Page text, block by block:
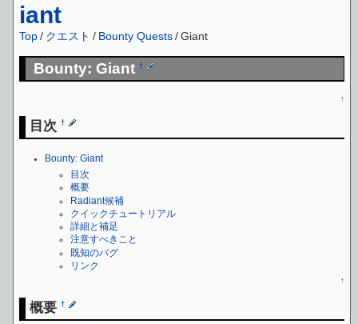
iant
Top / クエスト / Bounty Quests/ Giant
Bounty: Giant†
↑
目次†
Bounty: Giant
目次
概要
Radiant候補
クイックチュートリアル
詳細と補足
注意すべきこと
既知のバグ
リンク
↑
概要†